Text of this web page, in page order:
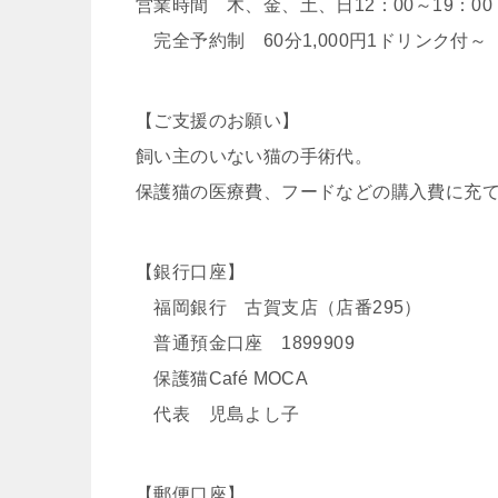
営業時間 木、金、土、日12：00～19：00
完全予約制 60分1,000円1ドリンク付～
【ご支援のお願い】
飼い主のいない猫の手術代。
保護猫の医療費、フードなどの購入費に充
【銀行口座】
福岡銀行 古賀支店（店番295）
普通預金口座 1899909
保護猫Café MOCA
代表 児島よし子
【郵便口座】